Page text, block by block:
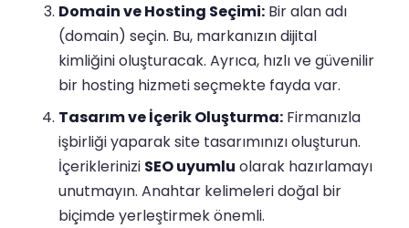
Domain ve Hosting Seçimi: Bir alan adı
(domain) seçin. Bu, markanızın dijital
kimliğini oluşturacak. Ayrıca, hızlı ve güvenilir
bir hosting hizmeti seçmekte fayda var.
Tasarım ve İçerik Oluşturma: Firmanızla
işbirliği yaparak site tasarımınızı oluşturun.
İçeriklerinizi SEO uyumlu olarak hazırlamayı
unutmayın. Anahtar kelimeleri doğal bir
biçimde yerleştirmek önemli.